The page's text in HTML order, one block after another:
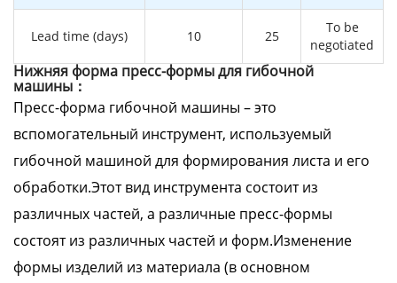
Lead time (days) 10 25
To be
negotiated
Нижняя форма пресс-формы для гибочной
машины：
Пресс-форма гибочной машины – это
вспомогательный инструмент, используемый
гибочной машиной для формирования листа и его
обработки.Этот вид инструмента состоит из
различных частей, а различные пресс-формы
состоят из различных частей и форм.Изменение
формы изделий из материала (в основном